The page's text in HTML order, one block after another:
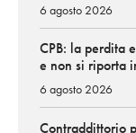
6 agosto 2026
CPB: la perdita
e non si riporta
6 agosto 2026
Contraddittorio